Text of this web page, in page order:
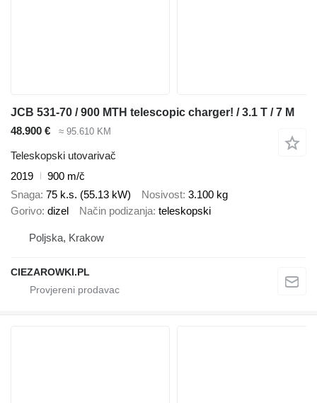
JCB 531-70 / 900 MTH telescopic charger! / 3.1 T / 7 M
48.900 €
≈ 95.610 KM
Teleskopski utovarivač
2019
900 m/č
Snaga 75 k.s. (55.13 kW) Nosivost 3.100 kg
Gorivo dizel Način podizanja teleskopski
Poljska, Krakow
CIEZAROWKI.PL